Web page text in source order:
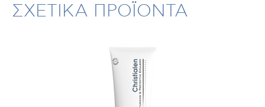
ΣΧΕΤΙΚΑ ΠΡΟΪΟΝΤΑ